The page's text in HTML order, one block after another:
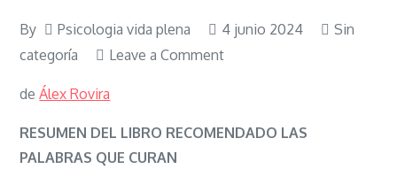
By Psicologia vida plena 4 junio 2024
Sin
categoría
Leave a Commenton
palabras
deÁlex Rovira
RESUMEN DEL LIBRO RECOMENDADO LAS
PALABRAS QUE CURAN